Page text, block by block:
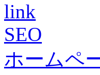
link
SEO
ホームペ